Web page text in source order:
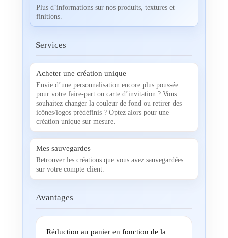
Plus d’informations sur nos produits, textures et
finitions.
Services
Acheter une création unique
Envie d’une personnalisation encore plus poussée
pour votre faire-part ou carte d’invitation ? Vous
souhaitez changer la couleur de fond ou retirer des
icônes/logos prédéfinis ? Optez alors pour une
création unique sur mesure.
Mes sauvegardes
Retrouver les créations que vous avez sauvegardées
sur votre compte client.
Avantages
Réduction au panier en fonction de la